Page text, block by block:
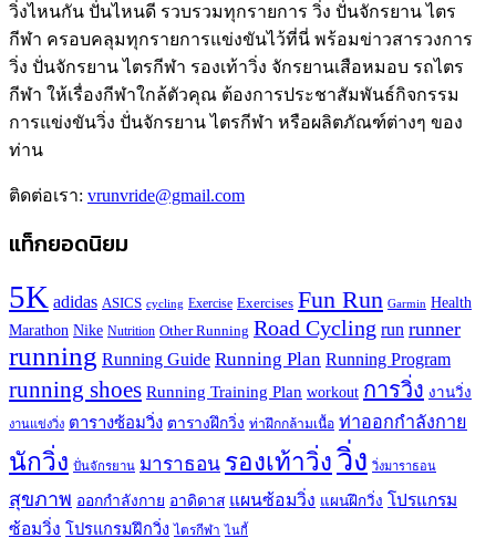
วิ่งไหนกัน ปั่นไหนดี รวบรวมทุกรายการ วิ่ง ปั่นจักรยาน ไตร
กีฬา ครอบคลุมทุกรายการแข่งขันไว้ที่นี่ พร้อมข่าวสารวงการ
วิ่ง ปั่นจักรยาน ไตรกีฬา รองเท้าวิ่ง จักรยานเสือหมอบ รถไตร
กีฬา ให้เรื่องกีฬาใกล้ตัวคุณ ต้องการประชาสัมพันธ์กิจกรรม
การแข่งขันวิ่ง ปั่นจักรยาน ไตรกีฬา หรือผลิตภัณฑ์ต่างๆ ของ
ท่าน
ติดต่อเรา: vrunvride@gmail.com
แท็กยอดนิยม
5K adidas ASICS cycling Exercise Exercises Fun Run Garmin Health
Marathon Nike Nutrition Other Running Road Cycling run runner
running Running Guide Running Plan Running Program
running shoes Running Training Plan workout การวิ่ง งานวิ่ง
งานแข่งวิ่ง ตารางซ้อมวิ่ง ตารางฝึกวิ่ง ท่าฝึกกล้ามเนื้อ ท่าออกกำลังกาย
นักวิ่ง ปั่นจักรยาน มาราธอน รองเท้าวิ่ง วิ่ง วิ่งมาราธอน
สุขภาพ ออกกำลังกาย อาดิดาส แผนซ้อมวิ่ง แผนฝึกวิ่ง โปรแกรม
ซ้อมวิ่ง โปรแกรมฝึกวิ่ง ไตรกีฬา ไนกี้